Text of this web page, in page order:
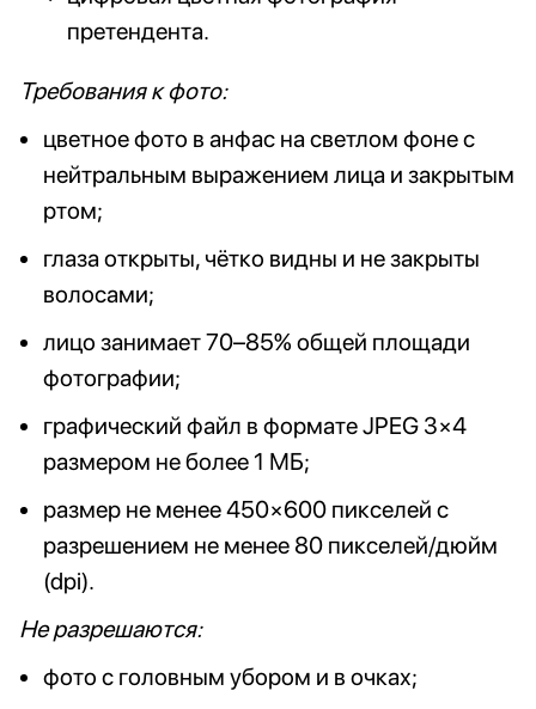
претендента.
Требования к фото:
цветное фото в анфас на светлом фоне с
нейтральным выражением лица и закрытым
ртом;
глаза открыты, чётко видны и не закрыты
волосами;
лицо занимает 70–85% общей площади
фотографии;
графический файл в формате JPEG 3×4
размером не более 1 МБ;
размер не менее 450×600 пикселей с
разрешением не менее 80 пикселей/дюйм
(dpi).
Не разрешаются:
фото с головным убором и в очках;